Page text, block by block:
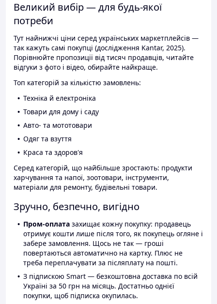
Великий вибір — для будь-якої
потреби
Тут найнижчі ціни серед українських маркетплейсів —
так кажуть самі покупці (дослідження Kantar, 2025).
Порівнюйте пропозиції від тисяч продавців, читайте
відгуки з фото і відео, обирайте найкраще.
Топ категорій за кількістю замовлень:
Техніка й електроніка
Товари для дому і саду
Авто- та мототовари
Одяг та взуття
Краса та здоров'я
Серед категорій, що найбільше зростають: продукти
харчування та напої, зоотовари, інструменти,
матеріали для ремонту, будівельні товари.
Зручно, безпечно, вигідно
Пром-оплата захищає кожну покупку: продавець
отримує кошти лише після того, як покупець огляне і
забере замовлення. Щось не так — гроші
повертаються автоматично на картку. Плюс не
треба переплачувати за післяплату на пошті.
З підпискою Smart — безкоштовна доставка по всій
Україні за 50 грн на місяць. Достатньо однієї
покупки, щоб підписка окупилась.